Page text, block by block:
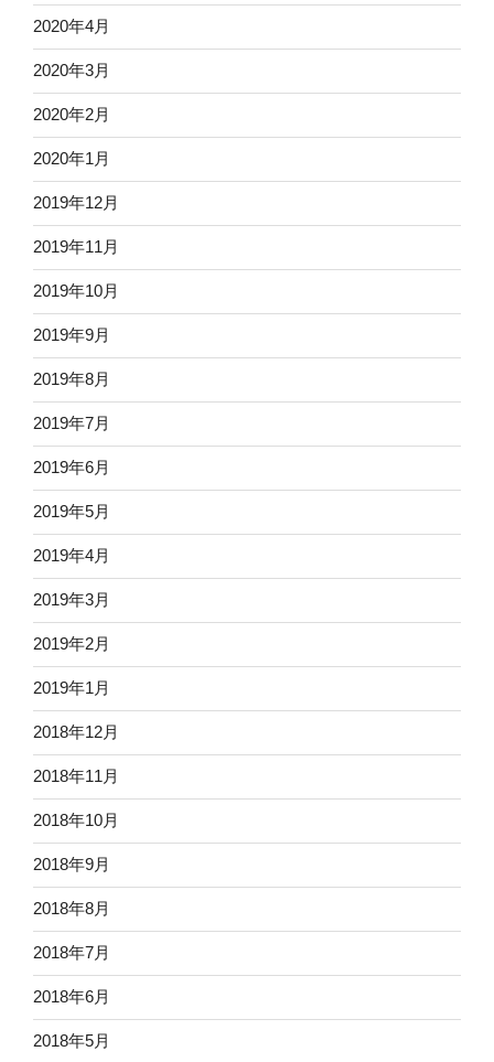
2020年4月
2020年3月
2020年2月
2020年1月
2019年12月
2019年11月
2019年10月
2019年9月
2019年8月
2019年7月
2019年6月
2019年5月
2019年4月
2019年3月
2019年2月
2019年1月
2018年12月
2018年11月
2018年10月
2018年9月
2018年8月
2018年7月
2018年6月
2018年5月